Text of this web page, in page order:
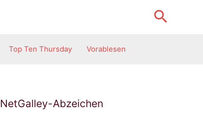
Top Ten Thursday Vorablesen
NetGalley-Abzeichen